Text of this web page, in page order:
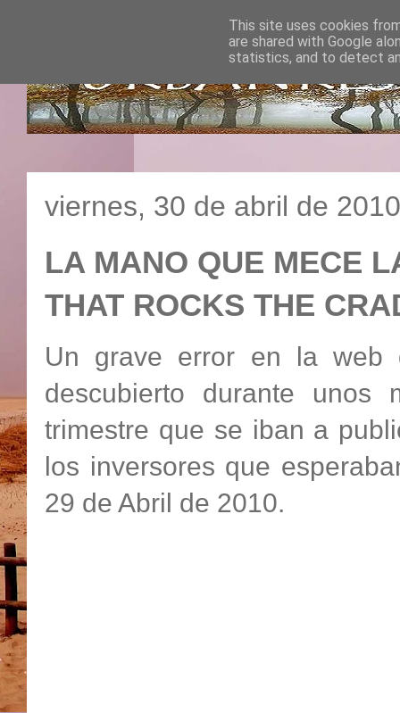
viernes, 30 de abril de 2010
LA MANO QUE MECE
THAT ROCKS THE
Un grave error en la web
descubierto durante
trimestre que se iban a
los inversores que
29 de Abril de 2010.
This site uses cookies
are shared with Google
statistics, and to detect